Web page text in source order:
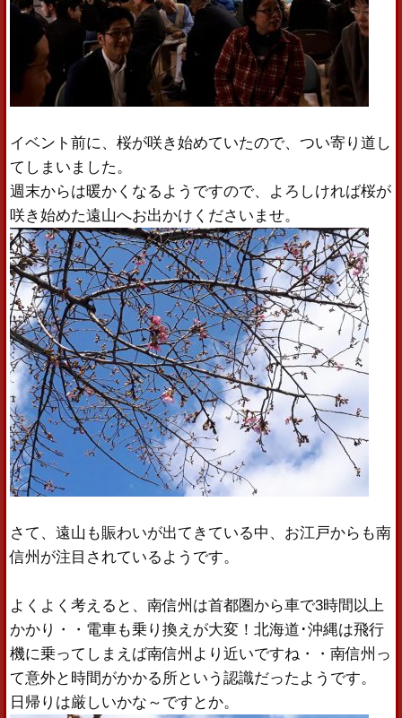
イベント前に、桜が咲き始めていたので、つい寄り道し
てしまいました。
週末からは暖かくなるようですので、よろしければ桜が
咲き始めた遠山へお出かけくださいませ。
さて、遠山も賑わいが出てきている中、お江戸からも南
信州が注目されているようです。
よくよく考えると、南信州は首都圏から車で3時間以上
かかり・・電車も乗り換えが大変！北海道･沖縄は飛行
機に乗ってしまえば南信州より近いですね・・南信州っ
て意外と時間がかかる所という認識だったようです。
日帰りは厳しいかな～ですとか。